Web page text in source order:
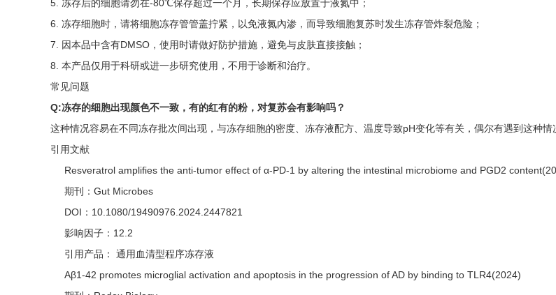
5. 冻存后的细胞请勿在-80℃保存超过一个月，长期保存应放置于液氮中；
6. 冻存细胞时，请将细胞冻存管管盖拧紧，以免液氮內渗，而导致细胞复苏时发生冻存管炸裂危险；
7. 因本品中含有DMSO，使用时请做好防护措施，避免与皮肤直接接触；
8. 本产品仅用于科研或进一步研究使用，不用于诊断和治疗。
常见问题
Q:冻存的细胞出现颜色不一致，有的红有的粉，对复苏会有影响吗？
这种情况容易在不同冻存批次间出现，与冻存细胞的密度、冻存液配方、温度导致pH变化等有关，偶尔有遇到这种情
引用文献
Resveratrol amplifies the anti-tumor effect of α-PD-1 by altering the intestinal microbiome and PGD2
期刊：Gut Microbes
DOI：10.1080/19490976.2024.2447821
影响因子：12.2
引用产品： 通用血清型程序冻存液
Aβ1-42 promotes microglial activation and apoptosis in the progression of AD by binding to TLR4(2024)